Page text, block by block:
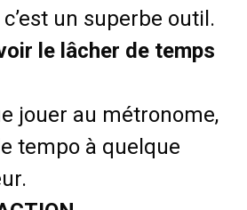
un superbe outil.
le lâcher de temps
jouer au métronome,
tempo à quelque